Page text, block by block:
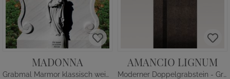
MADONNA
Grabmal Marmor klassisch weiß mit Maria Figur
AMANCIO LIGNUM
Moderner Doppelgrabstein - Granit - zweiteilig mit Holz & Lebensbaum